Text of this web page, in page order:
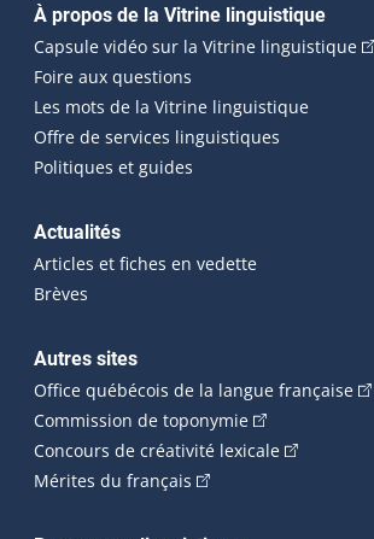
Navigation principale
À propos de la Vitrine linguistique
Capsule vidéo sur la Vitrine linguistique
Foire aux questions
Les mots de la Vitrine linguistique
Offre de services linguistiques
Politiques et guides
Actualités
Articles et fiches en vedette
Brèves
Autres sites
Office québécois de la langue française
Commission de toponymie(Cet hyperlien
Concours de créativité lexicale(Cet
Mérites du français (Cet hyperlien